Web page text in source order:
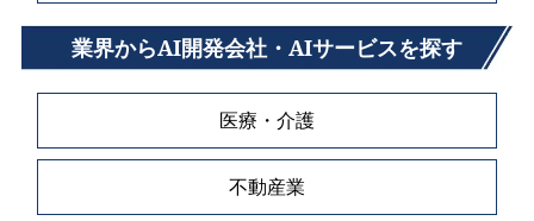
業界からAI開発会社・AIサービスを探す
医療・介護
不動産業